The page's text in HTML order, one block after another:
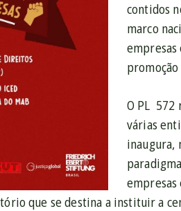
contidos
marco
O PL 572
várias
inaugura,
que se destina a instituir a